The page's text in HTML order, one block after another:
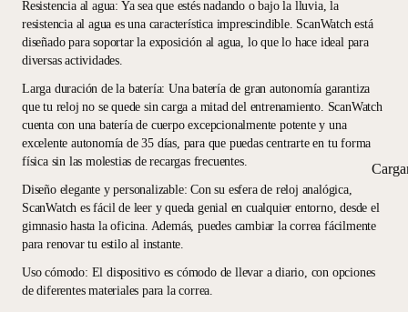
Resistencia al agua: Ya sea que estés nadando o bajo la lluvia, la
resistencia al agua es una característica imprescindible. ScanWatch está
diseñado para soportar la exposición al agua, lo que lo hace ideal para
diversas actividades.
Larga duración de la batería: Una batería de gran autonomía garantiza
que tu reloj no se quede sin carga a mitad del entrenamiento. ScanWatch
cuenta con una batería de cuerpo excepcionalmente potente y una
excelente autonomía de 35 días, para que puedas centrarte en tu forma
física sin las molestias de recargas frecuentes.
Diseño elegante y personalizable: Con su esfera de reloj analógica,
ScanWatch es fácil de leer y queda genial en cualquier entorno, desde el
gimnasio hasta la oficina. Además, puedes cambiar la correa fácilmente
para renovar tu estilo al instante.
Uso cómodo: El dispositivo es cómodo de llevar a diario, con opciones
de diferentes materiales para la correa.